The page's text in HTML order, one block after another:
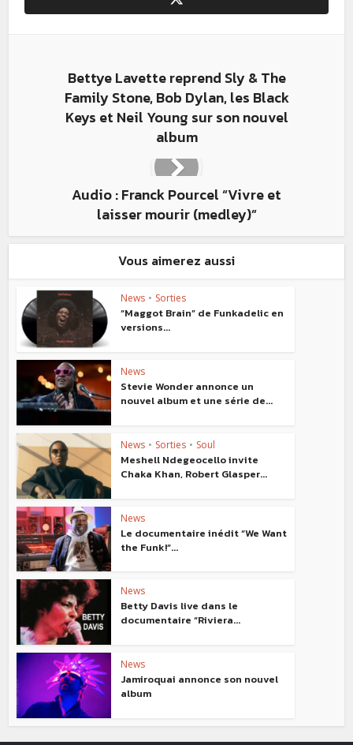
Bettye Lavette reprend Sly & The
Family Stone, Bob Dylan, les Black
Keys et Neil Young sur son nouvel
album
Audio : Franck Pourcel “Vivre et
laisser mourir (medley)”
Vous aimerez aussi
News • Sorties
“Maggot Brain” de Funkadelic en
versions...
News
Stevie Wonder annonce un
nouvel album et une série de...
News • Sorties • Soul
Meshell Ndegeocello invite
Chaka Khan, Robert Glasper...
News
Le documentaire inédit “We Want
the Funk!”...
News
Betty Davis live dans le
documentaire “Riviera...
News
Jamiroquai annonce son nouvel
album